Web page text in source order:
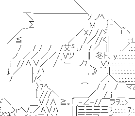
＼
￣￣￣ｿ ノﾍ , 、
｝-＼,,,
X/ //ゞ ! ヽ
/／//く| :;:L
㍉/ /／ || .／
/ Vツ ∥ 冬ト、
ノ7 、 Vｿ
｀
/ /￣マ
／ / j ＿ |ZZzzzy.:.ﾑｱ
≧｡「 ,-∠-//￣ラｦ.:.>￣Y￣
..／A∨ﾊ | |三三三三ｦ.:.:.:.:.:7.:/